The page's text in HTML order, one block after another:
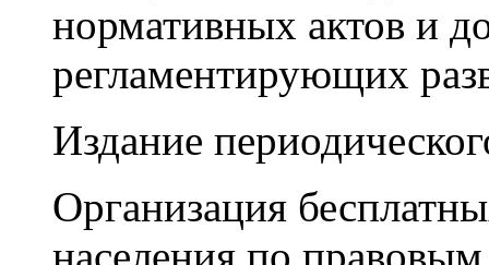
нормативных актов и
регламентирующих
Издание
Организация